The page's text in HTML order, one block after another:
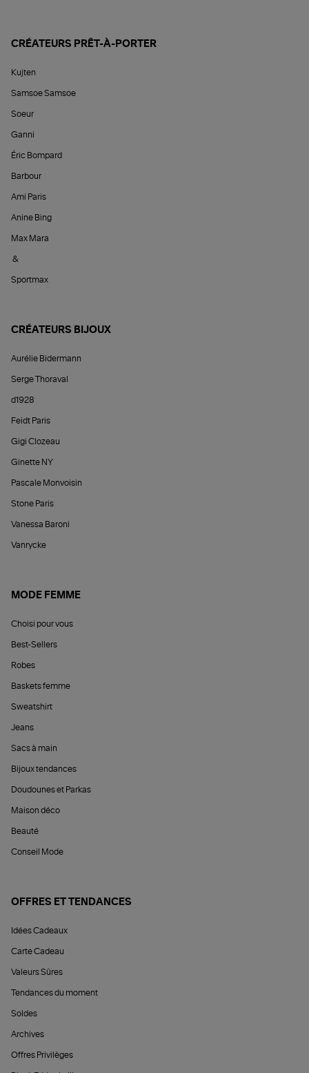
CRÉATEURS PRÊT-À-PORTER
Kujten
Samsoe Samsoe
Soeur
Ganni
Éric Bompard
Barbour
Ami Paris
Anine Bing
Max Mara
&
Sportmax
CRÉATEURS BIJOUX
Aurélie Bidermann
Serge Thoraval
d1928
Feidt Paris
Gigi Clozeau
Ginette NY
Pascale Monvoisin
Stone Paris
Vanessa Baroni
Vanrycke
MODE FEMME
Choisi pour vous
Best-Sellers
Robes
Baskets femme
Sweatshirt
Jeans
Sacs à main
Bijoux tendances
Doudounes et Parkas
Maison déco
Beauté
Conseil Mode
OFFRES ET TENDANCES
Idées Cadeaux
Carte Cadeau
Valeurs Sûres
Tendances du moment
Soldes
Archives
Offres Privilèges